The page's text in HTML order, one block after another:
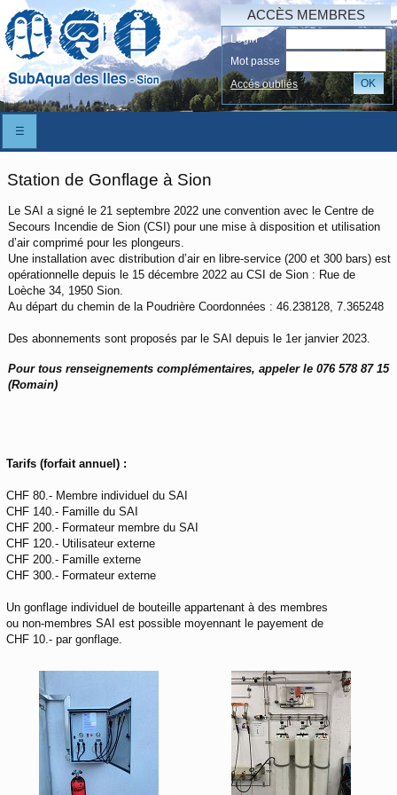
ACCÈS MEMBRES
Login
Mot passe
Accés oubliés
OK
☰
Station de Gonflage à Sion
Le SAI a signé le 21 septembre 2022 une convention avec le Centre de
Secours Incendie de Sion (CSI) pour une mise à disposition et utilisation
d’air comprimé pour les plongeurs.
Une installation avec distribution d’air en libre-service (200 et 300 bars) est
opérationnelle depuis le 15 décembre 2022 au CSI de Sion : Rue de
Loèche 34, 1950 Sion.
Au départ du chemin de la Poudrière Coordonnées : 46.238128, 7.365248
Des abonnements sont proposés par le SAI depuis le 1er janvier 2023.
Pour tous renseignements complémentaires, appeler le 076 578 87 15
(Romain)
Tarifs (forfait annuel) :
CHF 80.- Membre individuel du SAI
CHF 140.- Famille du SAI
CHF 200.- Formateur membre du SAI
CHF 120.- Utilisateur externe
CHF 200.- Famille externe
CHF 300.- Formateur externe
Un gonflage individuel de bouteille appartenant à des membres
ou non-membres SAI est possible moyennant le payement de
CHF 10.- par gonflage.